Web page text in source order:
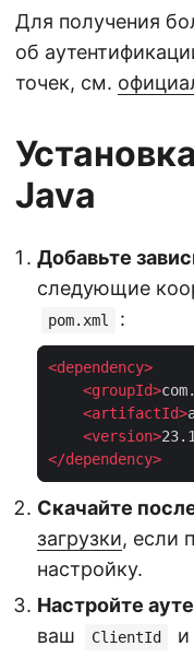
Для получения
об
точек, см.
Java
Добавьте
следующие
pom.xml :
<dependency>
<groupId>
<artifactId>
<version>
</dependency>
Скачайте
загрузки, если
настройку.
Настройте
ваш
ClientId и